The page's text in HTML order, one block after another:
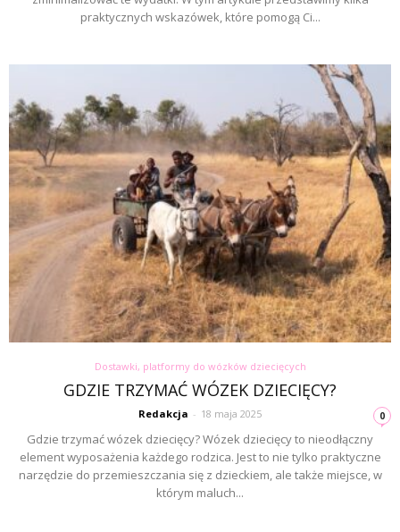
praktycznych wskazówek, które pomogą Ci...
Dostawki, platformy do wózków dziecięcych
GDZIE TRZYMAĆ WÓZEK DZIECIĘCY?
Redakcja - 18 maja 2025 0
Gdzie trzymać wózek dziecięcy? Wózek dziecięcy to nieodłączny
element wyposażenia każdego rodzica. Jest to nie tylko praktyczne
narzędzie do przemieszczania się z dzieckiem, ale także miejsce, w
którym maluch...